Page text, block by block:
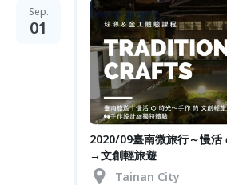
Sep.
01
2020/09臺南微旅行～慢
→文創輕旅遊
Tainan City